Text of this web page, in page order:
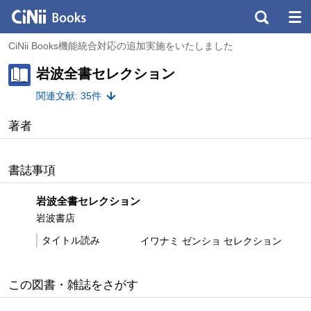
CiNii Books機能統合対応の追加実施をいたしました
岩波全書セレクション
関連文献: 35件
著者
書誌事項
岩波全書セレクション
岩波書店
タイトル読み
イワナミ ゼンショ セレクション
この図書・雑誌をさがす